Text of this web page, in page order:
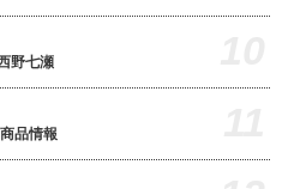
野七瀬
品情報